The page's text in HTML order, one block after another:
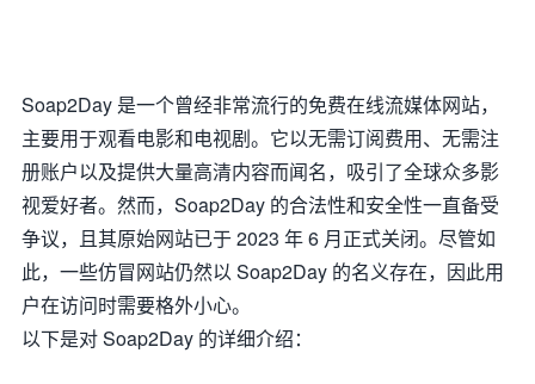
Soap2Day 是一个曾经非常流行的免费在线流媒体网站，
主要用于观看电影和电视剧。它以无需订阅费用、无需注
册账户以及提供大量高清内容而闻名，吸引了全球众多影
视爱好者。然而，Soap2Day 的合法性和安全性一直备受
争议，且其原始网站已于 2023 年 6 月正式关闭。尽管如
此，一些仿冒网站仍然以 Soap2Day 的名义存在，因此用
户在访问时需要格外小心。
以下是对 Soap2Day 的详细介绍：